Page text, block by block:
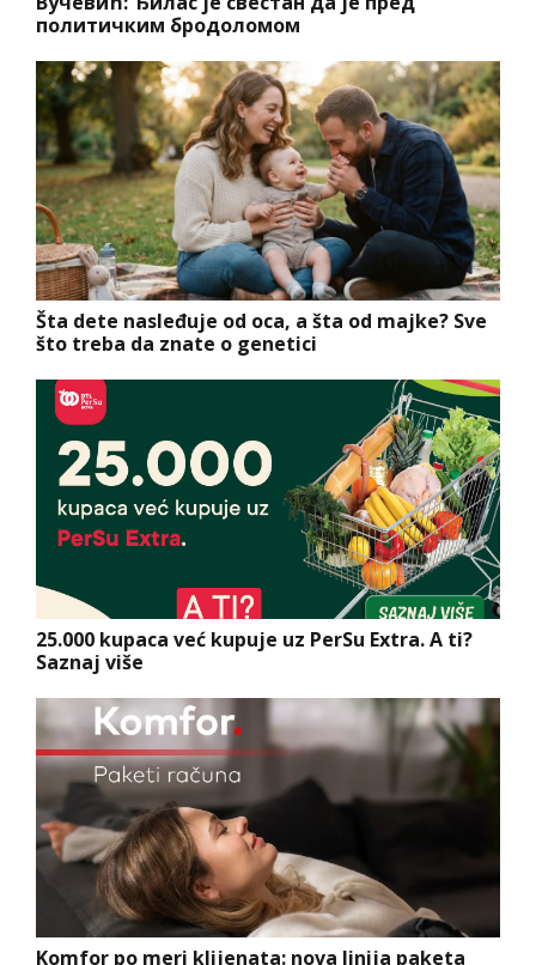
политичким бродоломом
Šta dete nasleđuje od oca, a šta od majke? Sve
što treba da znate o genetici
25.000 kupaca već kupuje uz PerSu Extra. A ti?
Saznaj više
Komfor po meri klijenata: nova linija paketa